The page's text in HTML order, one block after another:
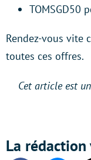
TOMSGD50
Rendez-vous vite
toutes ces offres.
Cet article est
La rédaction